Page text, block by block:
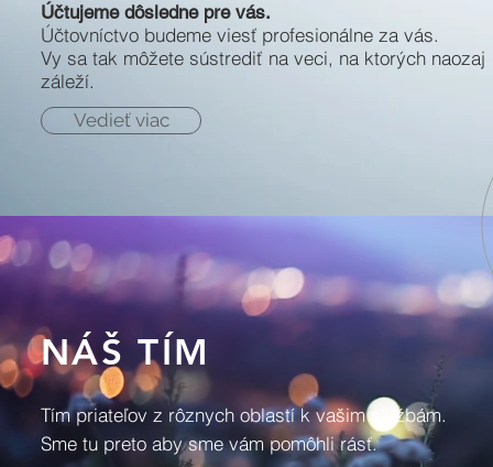
NÁŠ TÍM
Tím priateľov z rôznych oblastí k vašim službám.
Sme tu preto aby sme vám pomôhli rásť.
Účtujeme dôsledne pre vás.
Účtovníctvo budeme viesť profesionálne za vás.
Vy sa tak môžete sústrediť na veci, na ktorých naozaj
záleží.
Vedieť viac